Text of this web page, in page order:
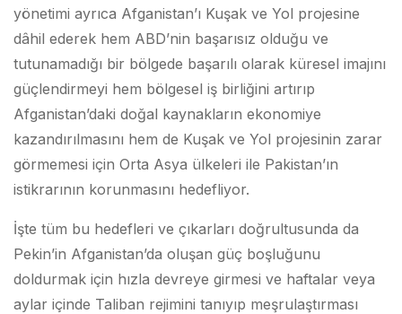
yönetimi ayrıca Afganistan’ı Kuşak ve Yol projesine
dâhil ederek hem ABD’nin başarısız olduğu ve
tutunamadığı bir bölgede başarılı olarak küresel imajını
güçlendirmeyi hem bölgesel iş birliğini artırıp
Afganistan’daki doğal kaynakların ekonomiye
kazandırılmasını hem de Kuşak ve Yol projesinin zarar
görmemesi için Orta Asya ülkeleri ile Pakistan’ın
istikrarının korunmasını hedefliyor.
İşte tüm bu hedefleri ve çıkarları doğrultusunda da
Pekin’in Afganistan’da oluşan güç boşluğunu
doldurmak için hızla devreye girmesi ve haftalar veya
aylar içinde Taliban rejimini tanıyıp meşrulaştırması